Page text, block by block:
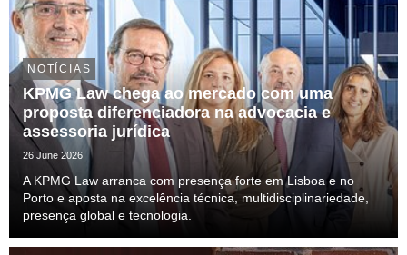
NOTÍCIAS
KPMG Law chega ao mercado com uma
proposta diferenciadora na advocacia e
assessoria jurídica
26 June 2026
A KPMG Law arranca com presença forte em Lisboa e no
Porto e aposta na excelência técnica, multidisciplinariedade,
presença global e tecnologia.